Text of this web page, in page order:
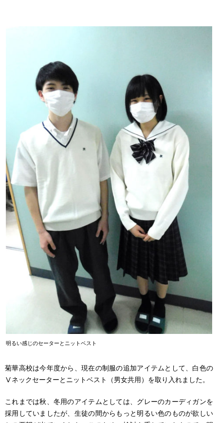
明るい感じのセーターとニットベスト
菊華高校は今年度から、現在の制服の追加アイテムとして、白色の
Ⅴネックセーターとニットベスト（男女共用）を取り入れました。
これまでは秋、冬用のアイテムとしては、グレーのカーディガンを
採用していましたが、生徒の間からもっと明るい色のものが欲しい